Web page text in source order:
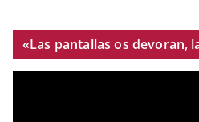
«Las pantallas os devoran,